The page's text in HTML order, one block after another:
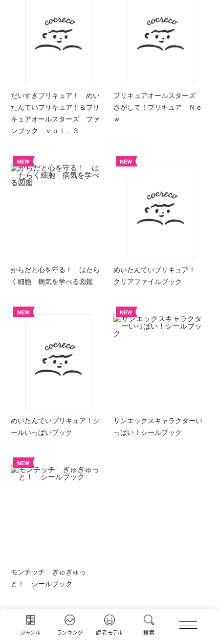
ジャンル ランキング 読者モデル 検索
だいすきプリキュア！ めい
たんていプリキュア！＆プリ
キュアオールスターズ ファ
ンブック ｖｏｌ．３
プリキュアオールスターズ
さがして！プリキュア Ｎｅ
ｗ
NEW
からだと心を守る！ はたら
く細胞 病気を学べる図鑑
NEW
めいたんていプリキュア！
クリアファイルブック
NEW
めいたんていプリキュア！シ
ールいっぱいブック
NEW
サンエックスキャラクターい
っぱい！シールブック
NEW
モンチッチ ぎゅぎゅっ
と！ シールブック